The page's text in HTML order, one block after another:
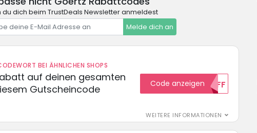
du dich beim TrustDeals Newsletter anmeldest
Melde dich an
BEI ÄHNLICHEN SHOPS
auf deinen gesamten
Gutscheincode
WEITERE INFORMATIONEN
Code anzeigen15OFF